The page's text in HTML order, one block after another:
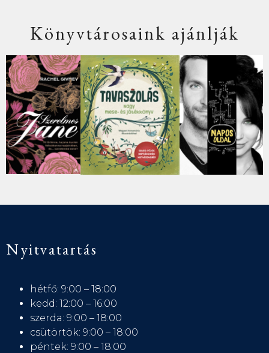
Könyvtárosaink ajánlják
Nyitvatartás
hétfő: 9:00 – 18:00
kedd: 12:00 – 16:00
szerda: 9:00 – 18:00
csütörtök: 9:00 – 18:00
péntek: 9:00 – 18:00